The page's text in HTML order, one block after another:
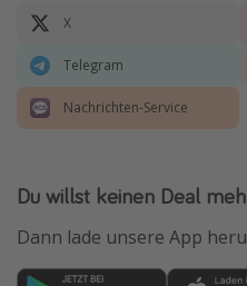
X
Telegram
Nachrichten-Service
Du willst keinen Deal
Dann lade unsere App